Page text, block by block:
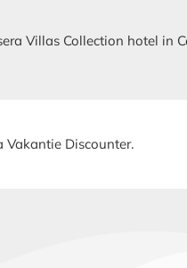
Villas Collection hotel in
Vakantie Discounter.